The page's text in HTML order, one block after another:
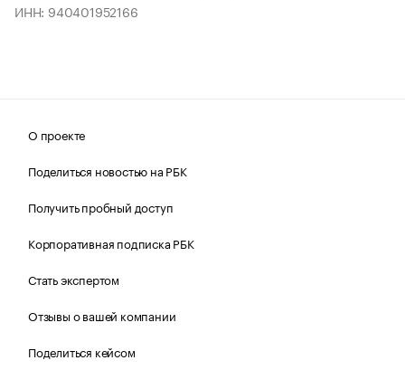
ИНН: 940401952166
О проекте
Поделиться новостью на РБК
Получить пробный доступ
Корпоративная подписка РБК
Стать экспертом
Отзывы о вашей компании
Поделиться кейсом